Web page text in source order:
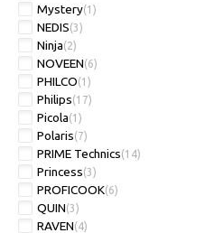
Mystery(1)
NEDIS(3)
Ninja(2)
NOVEEN(6)
PHILCO(1)
Philips(17)
Picola(1)
Polaris(7)
PRIME Technics(14)
Princess(3)
PROFICOOK(6)
QUIN(3)
RAVEN(4)